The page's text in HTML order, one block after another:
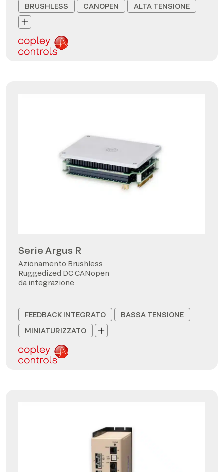
BRUSHLESS CANOPEN ALTA TENSIONE
Serie Argus R
Azionamento Brushless
Ruggedized DC CANopen
da integrazione
FEEDBACK INTEGRATO
BASSA TENSIONE
MINIATURIZZATO